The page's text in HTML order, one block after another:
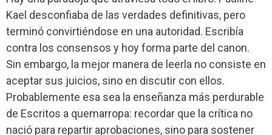
Kael desconfiaba de las verdades definitivas, pero
terminó convirtiéndose en una autoridad. Escribía
contra los consensos y hoy forma parte del canon.
Sin embargo, la mejor manera de leerla no consiste en
aceptar sus juicios, sino en discutir con ellos.
Probablemente esa sea la enseñanza más perdurable
de Escritos a quemarropa: recordar que la crítica no
nació para repartir aprobaciones, sino para sostener